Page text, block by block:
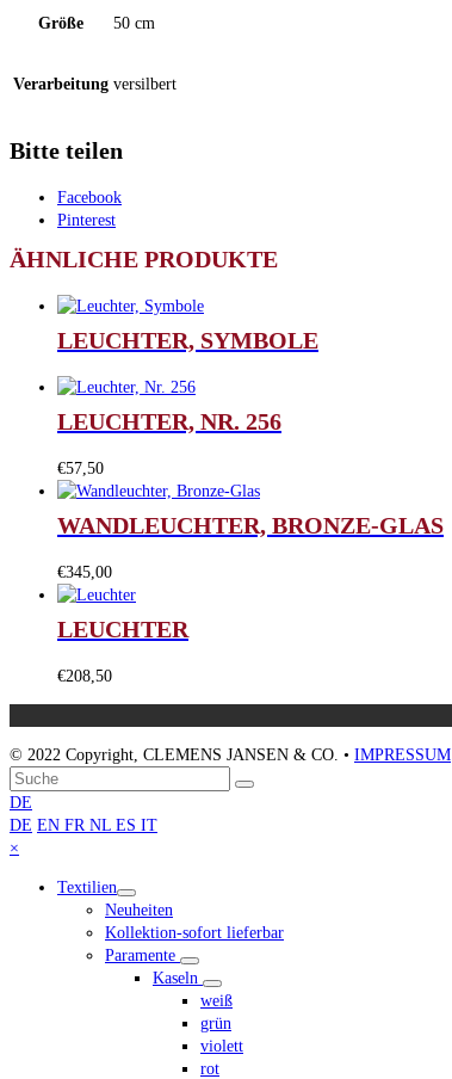
Größe 50 cm
Verarbeitung versilbert
Bitte teilen
Facebook
Pinterest
ÄHNLICHE PRODUKTE
LEUCHTER, SYMBOLE
LEUCHTER, NR. 256
€57,50
WANDLEUCHTER, BRONZE-GLAS
€345,00
LEUCHTER
€208,50
© 2022 Copyright, CLEMENS JANSEN & CO. • IMPRESSUM
An
den
Anfang
scrollen
Suche
Senden
DE
DE EN FR NL ES IT
×
menu
Textilien
Neuheiten
Kollektion-sofort lieferbar
Paramente
Kaseln
weiß
grün
violett
rot